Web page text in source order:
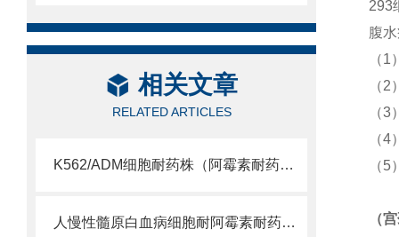
相关文章
RELATED ARTICLES
K562/ADM细胞耐药株（阿霉素耐药株供应）
人慢性髓原白血病细胞耐阿霉素耐药株 K562/ADM细胞
293
腹
（
（
（
（
（
（